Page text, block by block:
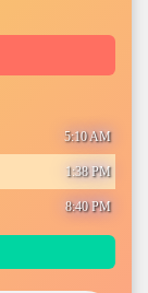
5:10 AM
1:38 PM
8:40 PM